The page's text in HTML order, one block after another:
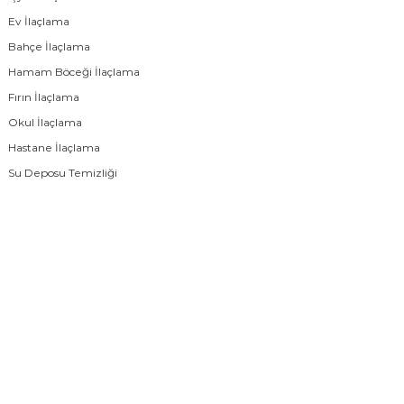
Ev İlaçlama
Bahçe İlaçlama
Hamam Böceği İlaçlama
Fırın İlaçlama
Okul İlaçlama
Hastane İlaçlama
Su Deposu Temizliği